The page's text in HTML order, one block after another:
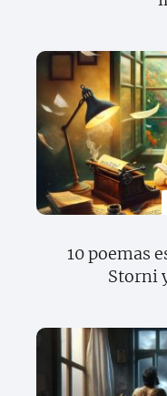
10 poemas
Storni